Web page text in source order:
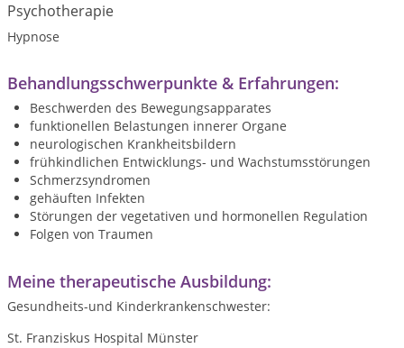
Psychotherapie
Hypnose
Behandlungsschwerpunkte & Erfahrungen:
Beschwerden des Bewegungsapparates
funktionellen Belastungen innerer Organe
neurologischen Krankheitsbildern
frühkindlichen Entwicklungs- und Wachstumsstörungen
Schmerzsyndromen
gehäuften Infekten
Störungen der vegetativen und hormonellen Regulation
Folgen von Traumen
Meine therapeutische Ausbildung:
Gesundheits-und Kinderkrankenschwester:
St. Franziskus Hospital Münster